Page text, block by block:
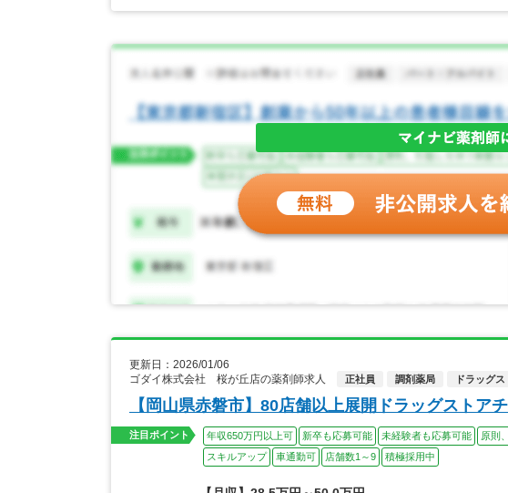
更新日：2026/01/06
ゴダイ株式会社 桜が丘店の薬剤師求人
正社員 調剤薬局 ドラッグス
【岡山県赤磐市】80店舗以上展開ドラッグストア
注目ポイント 年収650万円以上可 新卒も応募可能 未経験者も応募可能 原則
スキルアップ
車通勤可 店舗数1～9 積極採用中